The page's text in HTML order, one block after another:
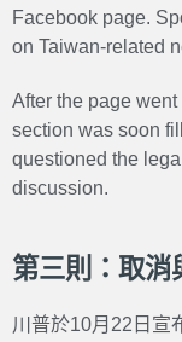
Facebook page.
on Taiwan-related
After the page
section was soon
questioned the
discussion.
第三則：取消
川普於10月22日宣